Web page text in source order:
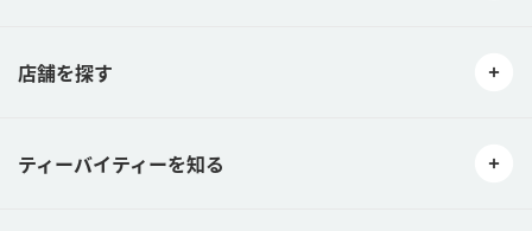
店舗を探す
ティーバイティーを知る